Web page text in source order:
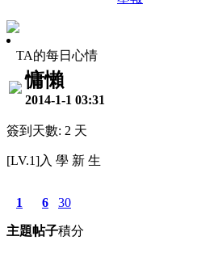
TA的每日心情
慵懶
2014-1-1 03:31
簽到天數: 2 天
[LV.1]入 學 新 生
1
主題
6
帖子
30
積分